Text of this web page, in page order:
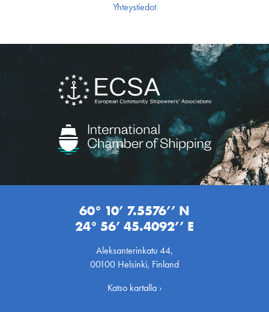
Yhteystiedot
60° 10’ 7.5576’’ N
24° 56’ 45.4092’’ E
Aleksanterinkatu 44,
00100 Helsinki, Finland
Katso kartalla ›